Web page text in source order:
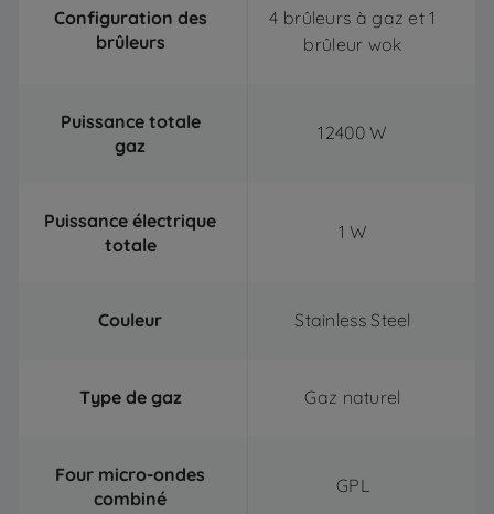
Configuration des
brûleurs
4 brûleurs à gaz et 1
brûleur wok
Puissance totale
gaz
12400 W
Puissance électrique
totale
1 W
Couleur Stainless Steel
Type de gaz Gaz naturel
Four micro-ondes
combiné
GPL